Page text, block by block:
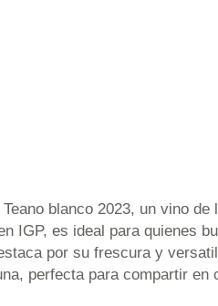
blanco 2023, un vino
IGP, es ideal para quienes
por su frescura y
perfecta para compartir